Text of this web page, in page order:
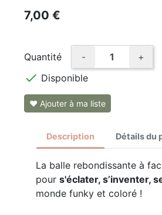
7,00 €
Quantité - +
 Disponible
❤ Ajouter à ma liste
Description Détails du
La balle rebondissante à
pour s'éclater, s’inventer,
monde funky et coloré !